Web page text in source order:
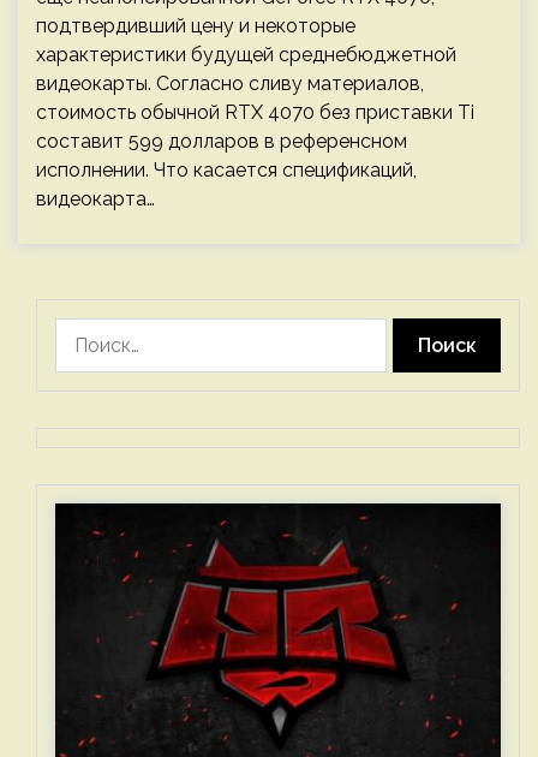
подтвердивший цену и некоторые
характеристики будущей среднебюджетной
видеокарты. Согласно сливу материалов,
стоимость обычной RTX 4070 без приставки Ti
составит 599 долларов в референсном
исполнении. Что касается спецификаций,
видеокарта…